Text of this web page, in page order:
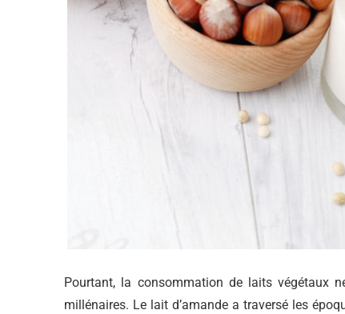
Pourtant, la consommation de laits végétaux
millénaires. Le lait d’amande a traversé les